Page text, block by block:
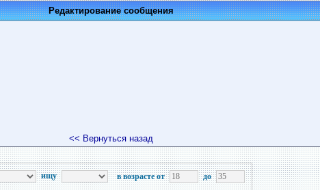
Редактирование сообщения
<< Вернуться назад
ищу в возрасте от
до